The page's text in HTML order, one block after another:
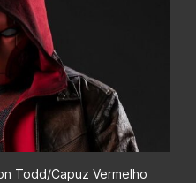
Todd/Capuz Vermelho